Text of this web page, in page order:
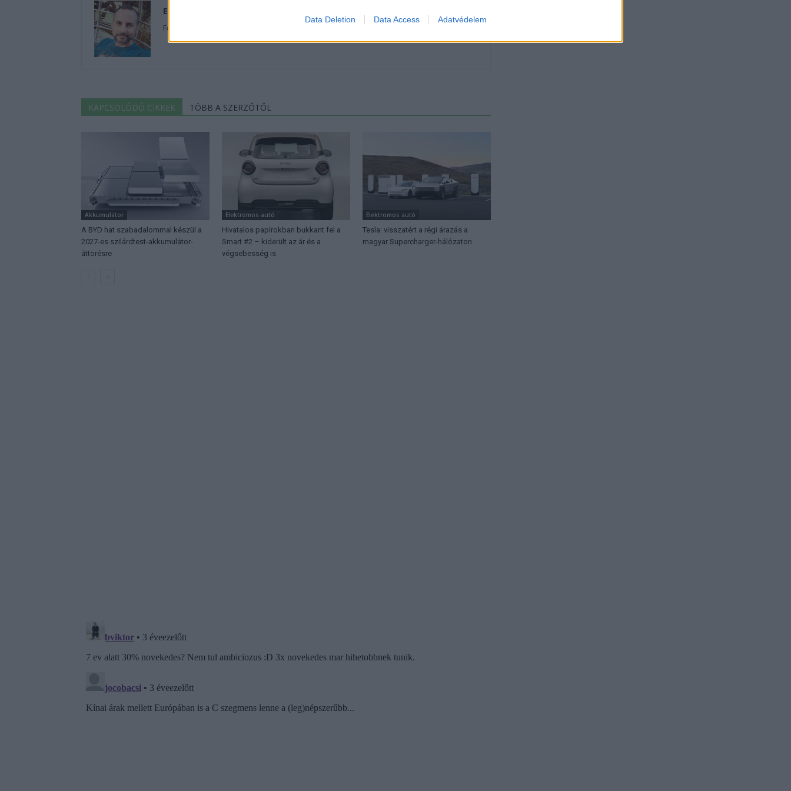
Data Deletion Data Access Adatvédelem
Eriqo
Főállásban Informatikus kocka, de lelkében elkötelezett gamer, kütyü és immár e-autó rajongó!
KAPCSOLÓDÓ CIKKEK TÖBB A SZERZŐTŐL
Akkumulátor
A BYD hat szabadalommal készül a
2027-es szilárdtest-akkumulátor-
áttörésre
Elektromos autó
Hivatalos papírokban bukkant fel a
Smart #2 – kiderült az ár és a
végsebesség is
Elektromos autó
Tesla: visszatért a régi árazás a
magyar Supercharger-hálózaton